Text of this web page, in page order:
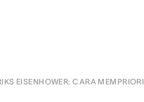
Hubungi
EISENHOWER: CARA